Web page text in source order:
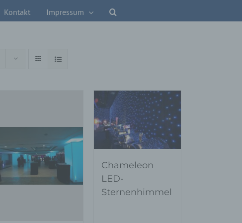
Kontakt Impressum
Chameleon
LED-
Sternenhimmel